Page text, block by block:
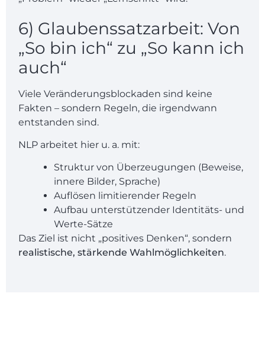
6) Glaubenssatzarbeit: Von
„So bin ich“ zu „So kann ich
auch“
Viele Veränderungsblockaden sind keine
Fakten – sondern Regeln, die irgendwann
entstanden sind.
NLP arbeitet hier u. a. mit:
Struktur von Überzeugungen (Beweise,
innere Bilder, Sprache)
Auflösen limitierender Regeln
Aufbau unterstützender Identitäts- und
Werte-Sätze
Das Ziel ist nicht „positives Denken“, sondern
realistische, stärkende Wahlmöglichkeiten.